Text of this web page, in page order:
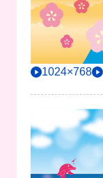
1024×768